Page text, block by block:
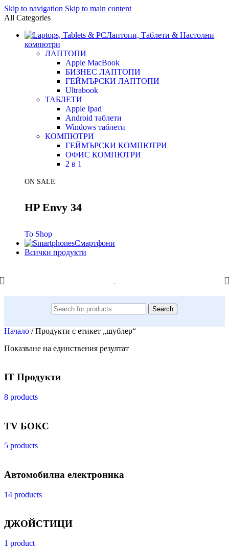
Skip to navigation Skip to main content
All Categories
Лаптопи, Таблети & Настолни
компютри
ЛАПТОПИ
Apple MacBook
БИЗНЕС ЛАПТОПИ
ГЕЙМЪРСКИ ЛАПТОПИ
Ultrabook
ТАБЛЕТИ
Apple Ipad
Android таблети
Windows таблети
КОМПЮТРИ
ГЕЙМЪРСКИ КОМПЮТРИ
ОФИС КОМПЮТРИ
2 в 1
ON SALE
HP Envy 34
To Shop
Смартфони
Всички продукти
Search
Начало / Продукти с етикет „шублер“
Показване на единствения резултат
IT Продукти
8 products
TV БОКС
5 products
Автомобилна електроника
14 products
ДЖОЙСТИЦИ
1 product